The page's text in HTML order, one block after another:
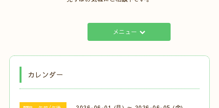
メニュー
カレンダー